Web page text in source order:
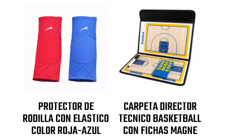
PROTECTOR DE
RODILLA CON ELASTICO
COLOR ROJA-AZUL
CARPETA DIRECTOR
TECNICO BASKETBALL
CON FICHAS MAGNE